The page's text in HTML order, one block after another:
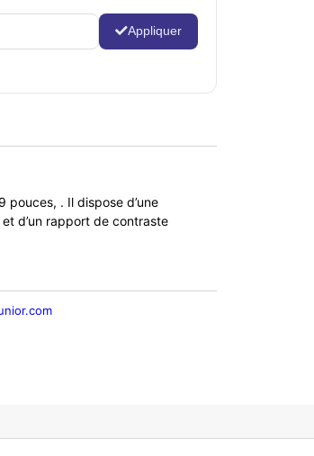
Appliquer
pouces, . Il dispose d’une
d’un rapport de contraste